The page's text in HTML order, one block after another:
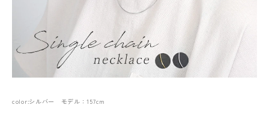
color:シルバー モデル：157cm